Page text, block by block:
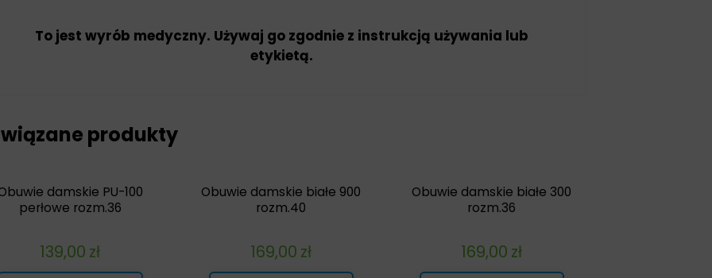
To jest wyrób medyczny. Używaj go zgodnie z instrukcją używania lub
etykietą.
produkty
damskie PU-100
perłowe rozm.36
139,00 zł
Obuwie damskie białe 900
rozm.40
169,00 zł
Obuwie damskie białe 300
rozm.36
169,00 zł